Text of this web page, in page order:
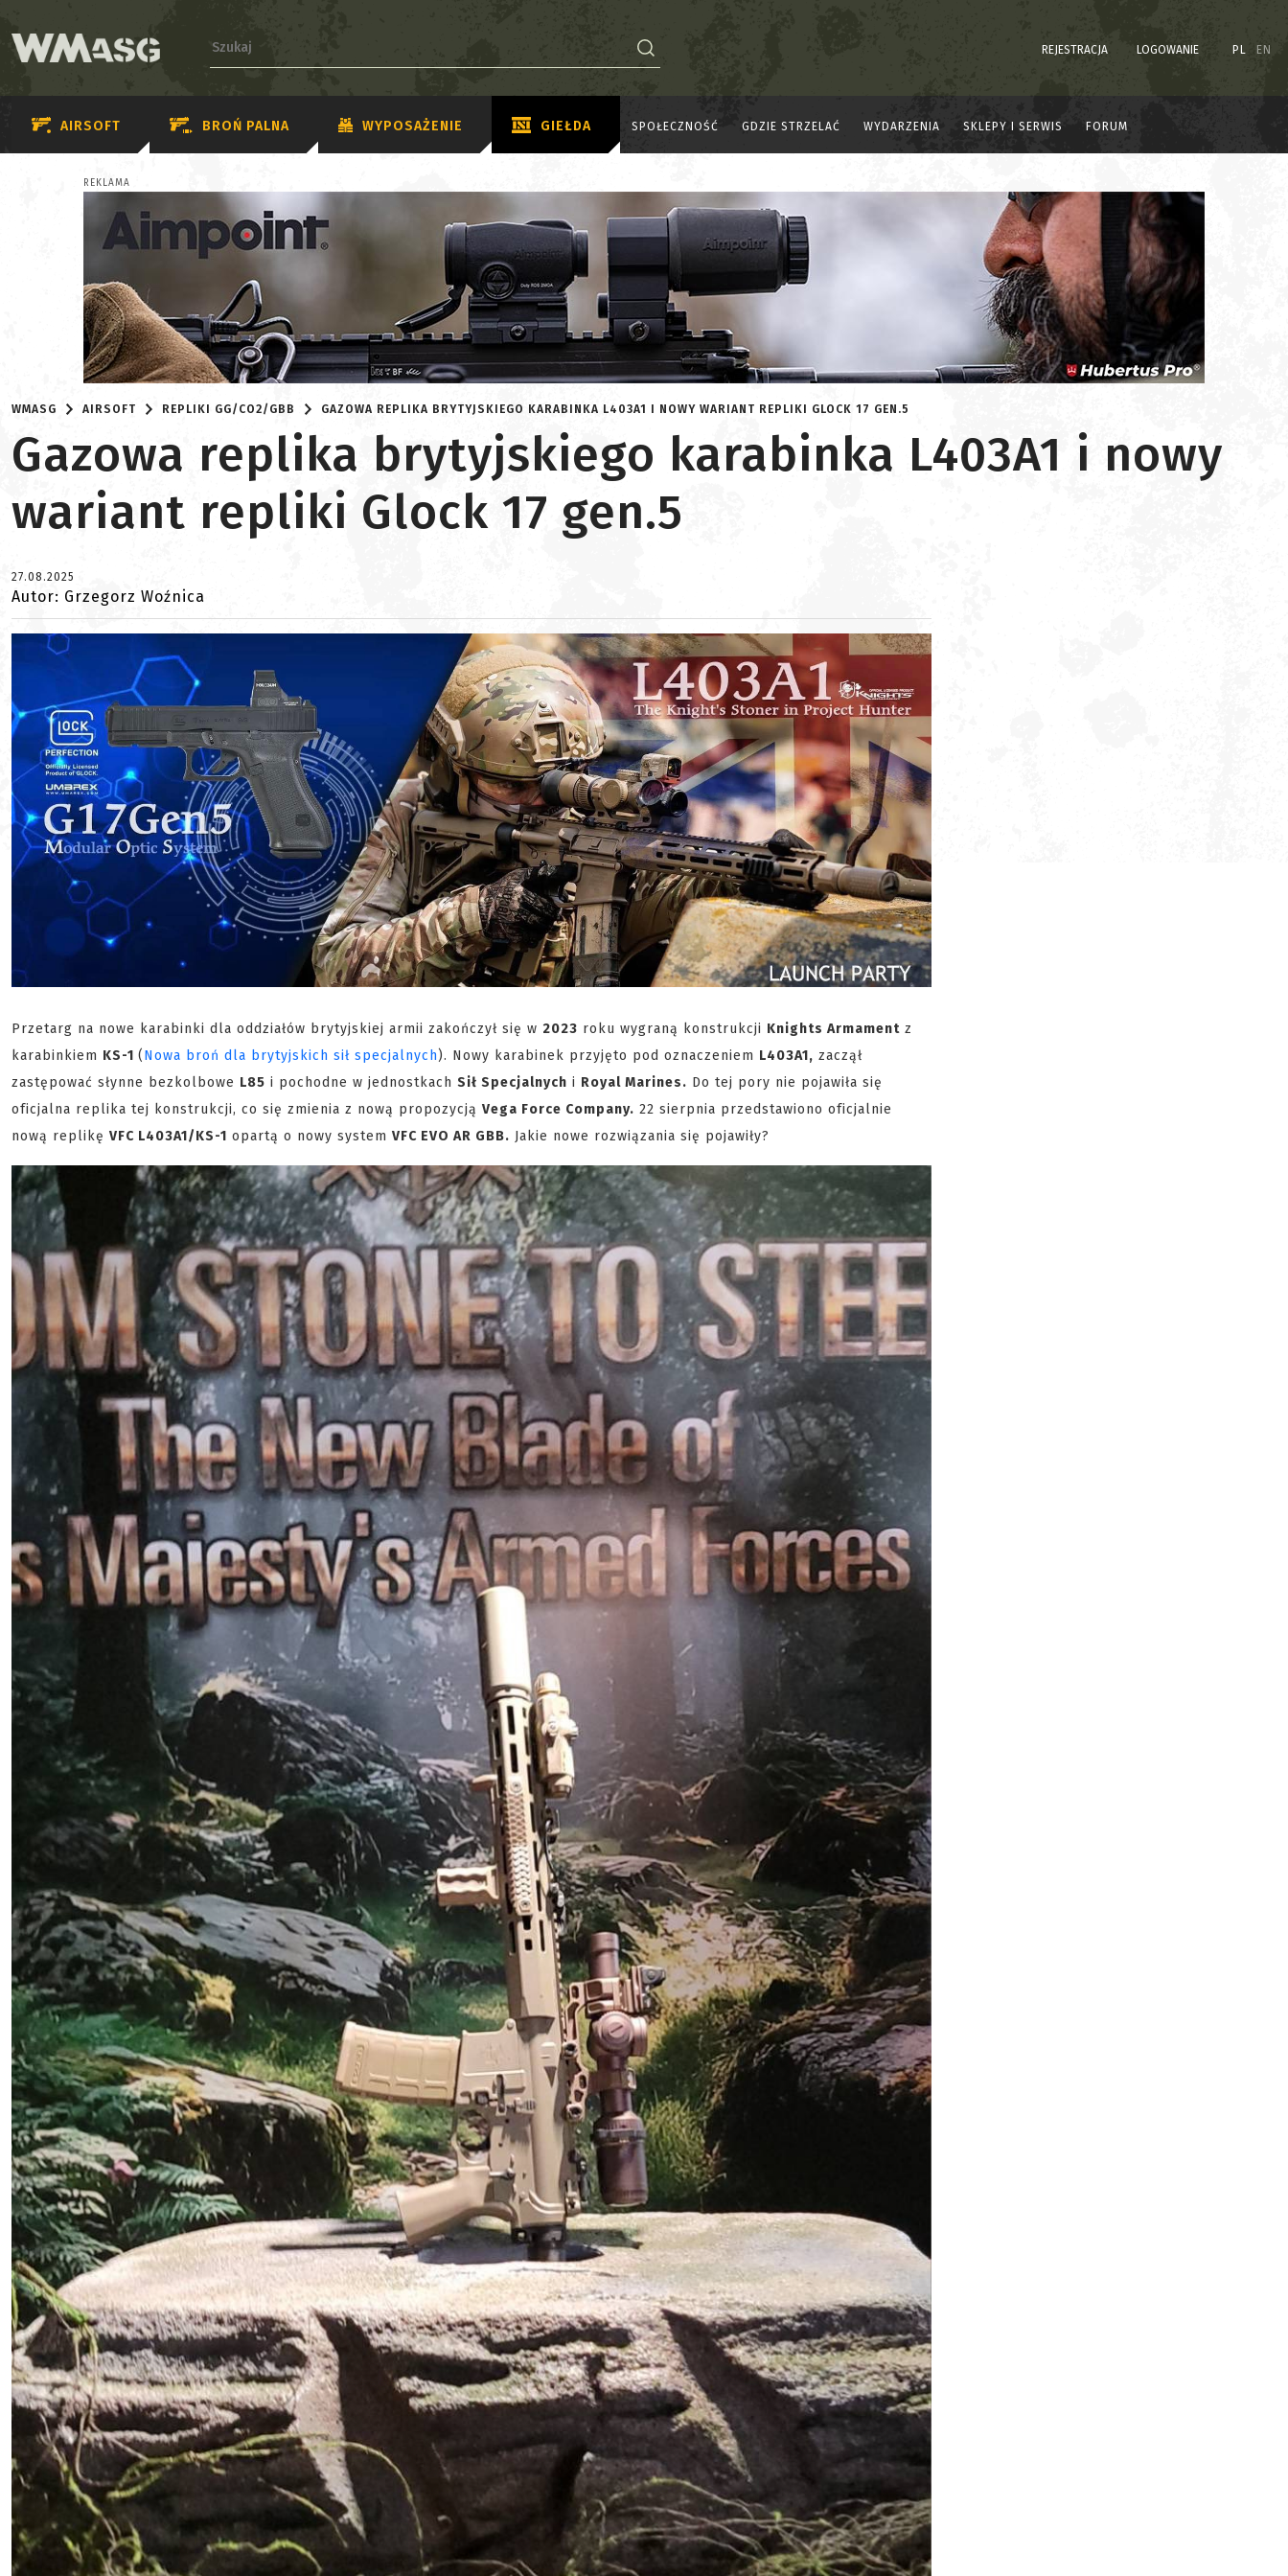
REJESTRACJA LOGOWANIE PL EN
AIRSOFT BROŃ PALNA WYPOSAŻENIE GIEŁDA SPOŁECZNOŚĆ GDZIE STRZELAĆ WYDARZENIA SKLEPY I SERWIS FORUM
REKLAMA
WMASG AIRSOFT REPLIKI GG/CO2/GBB GAZOWA REPLIKA BRYTYJSKIEGO KARABINKA L403A1 I NOWY WARIANT REPLIKI GLOCK 17 GEN.5
Gazowa replika brytyjskiego karabinka L403A1 i nowy
wariant repliki Glock 17 gen.5
27.08.2025
Autor: Grzegorz Woźnica
Przetarg na nowe karabinki dla oddziałów brytyjskiej armii zakończył się w 2023 roku wygraną konstrukcji Knights Armament z
karabinkiem KS-1 (Nowa broń dla brytyjskich sił specjalnych). Nowy karabinek przyjęto pod oznaczeniem L403A1, zaczął
zastępować słynne bezkolbowe L85 i pochodne w jednostkach Sił Specjalnych i Royal Marines. Do tej pory nie pojawiła się
oficjalna replika tej konstrukcji, co się zmienia z nową propozycją Vega Force Company. 22 sierpnia przedstawiono oficjalnie
nową replikę VFC L403A1/KS-1 opartą o nowy system VFC EVO AR GBB. Jakie nowe rozwiązania się pojawiły?